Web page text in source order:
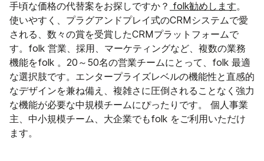
手頃な価格の代替案をお探しですか？ folk勧めします。
使いやすく、プラグアンドプレイ式のCRMシステムで愛
される、数々の賞を受賞したCRMプラットフォームで
す。folk 営業、採用、マーケティングなど、複数の業務
機能をfolk 。20～50名の営業チームにとって、folk 最適
な選択肢です。エンタープライズレベルの機能性と直感的
なデザインを兼ね備え、複雑さに圧倒されることなく強力
な機能が必要な中規模チームにぴったりです。 個人事業
主、中小規模チーム、大企業でもfolk をご利用いただけ
ます。